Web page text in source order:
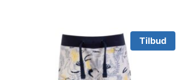
Tilbud